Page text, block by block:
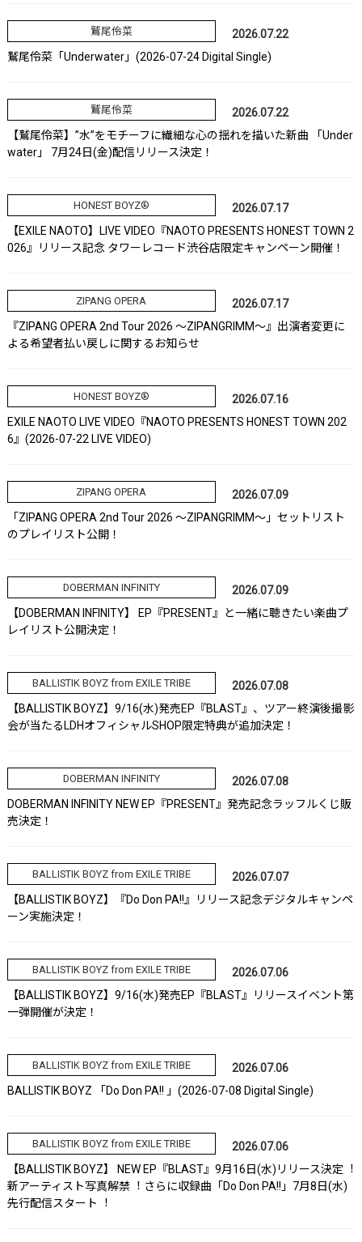
鷲尾伶菜
2026.07.22
鷲尾伶菜「Underwater」(2026-07-24 Digital Single)
鷲尾伶菜
2026.07.22
【鷲尾伶菜】”水”をモチーフに繊細な心の揺れを描いた新曲 「Under
water」 7月24日(金)配信リリース決定！
HONEST BOYZ®
2026.07.17
【EXILE NAOTO】LIVE VIDEO『NAOTO PRESENTS HONEST TOWN 2
026』リリース記念 タワーレコード渋谷店限定キャンペーン開催！
ZIPANG OPERA
2026.07.17
『ZIPANG OPERA 2nd Tour 2026 ～ZIPANGRIMM～』出演者変更に
よる希望者払い戻しに関するお知らせ
HONEST BOYZ®
2026.07.16
EXILE NAOTO LIVE VIDEO『NAOTO PRESENTS HONEST TOWN 202
6』(2026-07-22 LIVE VIDEO)
ZIPANG OPERA
2026.07.09
「ZIPANG OPERA 2nd Tour 2026 ～ZIPANGRIMM～」セットリスト
のプレイリスト公開！
DOBERMAN INFINITY
2026.07.09
【DOBERMAN INFINITY】 EP『PRESENT』と一緒に聴きたい楽曲プ
レイリスト公開決定！
BALLISTIK BOYZ from EXILE TRIBE
2026.07.08
【BALLISTIK BOYZ】9/16(水)発売EP『BLAST』、ツアー終演後撮影
会が当たるLDHオフィシャルSHOP限定特典が追加決定！
DOBERMAN INFINITY
2026.07.08
DOBERMAN INFINITY NEW EP『PRESENT』発売記念ラッフルくじ販
売決定！
BALLISTIK BOYZ from EXILE TRIBE
2026.07.07
【BALLISTIK BOYZ】『Do Don PA!!』リリース記念デジタルキャンペ
ーン実施決定！
BALLISTIK BOYZ from EXILE TRIBE
2026.07.06
【BALLISTIK BOYZ】9/16(水)発売EP『BLAST』リリースイベント第
一弾開催が決定！
BALLISTIK BOYZ from EXILE TRIBE
2026.07.06
BALLISTIK BOYZ 「Do Don PA!! 」(2026-07-08 Digital Single)
BALLISTIK BOYZ from EXILE TRIBE
2026.07.06
【BALLISTIK BOYZ】 NEW EP『BLAST』9⽉16⽇(⽔)リリース決定︕
新アーティスト写真解禁︕ さらに収録曲「Do Don PA!!」7⽉8⽇(⽔)
先⾏配信スタート︕